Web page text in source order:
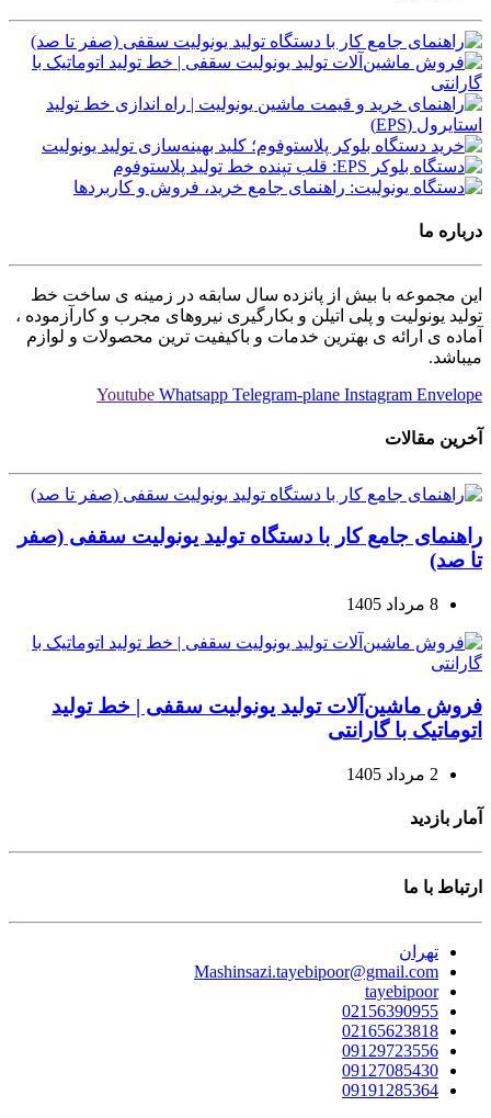
درباره ما
این مجموعه با بیش از پانزده سال سابقه در زمینه ی ساخت خط
تولید یونولیت و پلی اتیلن و بکارگیری نیروهای مجرب و کارآزموده ،
آماده ی ارائه ی بهترین خدمات و باکیفیت ترین محصولات و لوازم
میباشد.
Youtube Whatsapp Telegram-plane Instagram Envelope
آخرین مقالات
راهنمای جامع کار با دستگاه تولید یونولیت سقفی (صفر
تا صد)
8 مرداد 1405
فروش ماشین‌آلات تولید یونولیت سقفی | خط تولید
اتوماتیک با گارانتی
2 مرداد 1405
آمار بازدید
ارتباط با ما
تهران
Mashinsazi.tayebipoor@gmail.com
tayebipoor
02156390955
02165623818
09129723556
09127085430
09191285364